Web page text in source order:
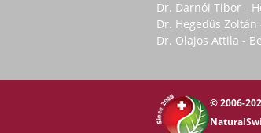
Dr. Darnói Tibor -
Dr. Hegedűs Zoltán
Dr. Olajos Attila -
© 2006-